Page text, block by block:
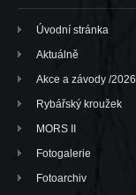
Úvodní stránka
Aktuálně
Akce a závody /2026
Rybářský kroužek
MORS II
Fotogalerie
Fotoarchiv